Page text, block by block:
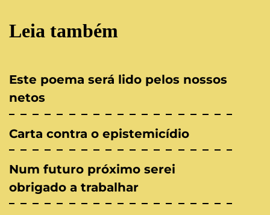
Leia também
Este poema será lido pelos nossos
netos
Carta contra o epistemicídio
Num futuro próximo serei
obrigado a trabalhar